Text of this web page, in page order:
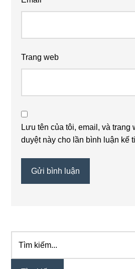
Trang web
Lưu tên của tôi, email, và trang
duyệt này cho lần bình luận kế
Sidebar
chính
kiếm...